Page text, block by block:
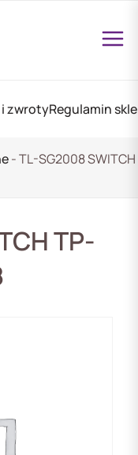
i zwrotyRegulamin
-TL-SG2008 SWITCH
TP-